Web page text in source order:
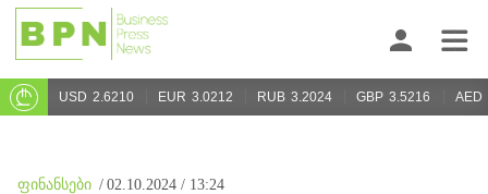
USD 2.6210 EUR 3.0212 RUB 3.2024 GBP 3.5216 AED
ფინანსები / 02.10.2024 / 13:24